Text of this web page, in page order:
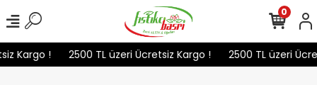
Kargo ! 2500 TL üzeri Ücretsiz Kargo ! 2500 TL üzeri
0